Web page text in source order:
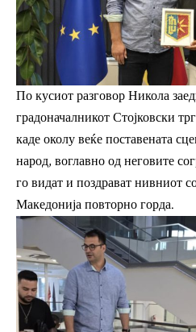
По кусиот разговор Никола
градоначалникот Стојковски
каде околу веќе поставената
народ, воглавно од неговите
го видат и поздрават нивниот
Македонија повторно горда.